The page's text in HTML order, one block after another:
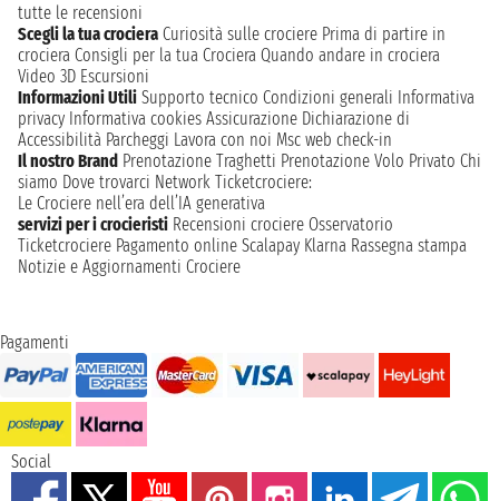
tutte le recensioni
Scegli la tua crociera Curiosità sulle crociere Prima di partire in
crociera Consigli per la tua Crociera Quando andare in crociera
Video 3D Escursioni
Informazioni Utili Supporto tecnico Condizioni generali Informativa
privacy Informativa cookies Assicurazione Dichiarazione di
Accessibilità Parcheggi Lavora con noi Msc web check-in
Il nostro Brand Prenotazione Traghetti Prenotazione Volo Privato Chi
siamo Dove trovarci Network Ticketcrociere:
Le Crociere nell’era dell’IA generativa
servizi per i crocieristi Recensioni crociere Osservatorio
Ticketcrociere Pagamento online Scalapay Klarna Rassegna stampa
Notizie e Aggiornamenti Crociere
Pagamenti
Social